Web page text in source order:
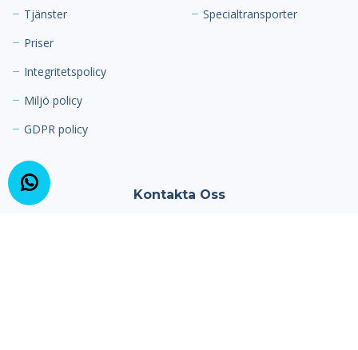
Tjänster
Priser
Integritetspolicy
Miljö policy
GDPR policy
Specialtransporter
Kontakta Oss